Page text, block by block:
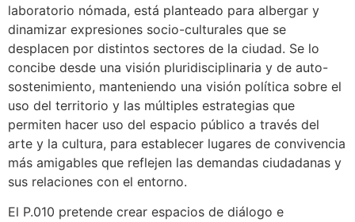
laboratorio nómada, está planteado para albergar y
dinamizar expresiones socio-culturales que se
desplacen por distintos sectores de la ciudad. Se lo
concibe desde una visión pluridisciplinaria y de auto-
sostenimiento, manteniendo una visión política sobre el
uso del territorio y las múltiples estrategias que
permiten hacer uso del espacio público a través del
arte y la cultura, para establecer lugares de convivencia
más amigables que reflejen las demandas ciudadanas y
sus relaciones con el entorno.
El P.010 pretende crear espacios de diálogo e